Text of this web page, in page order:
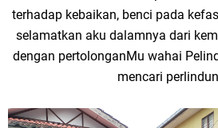
terhadap kebaikan, benci pada
selamatkan aku dalamnya dari
dengan pertolonganMu wahai
mencari